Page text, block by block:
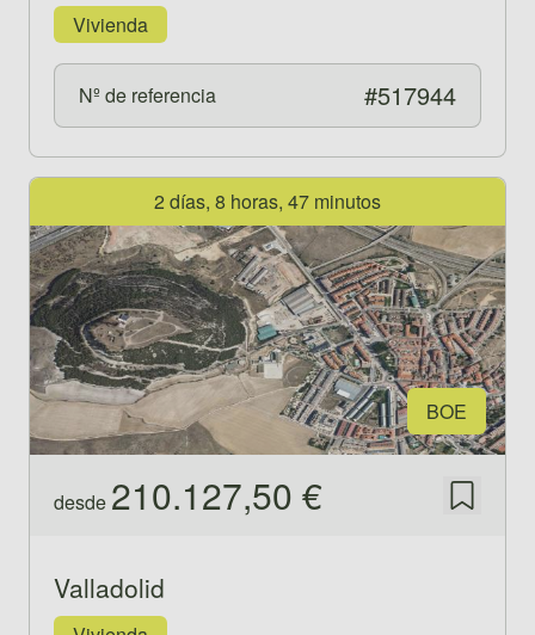
Vivienda
Nº de referencia #517944
Ver propiedad 5199402 días, 8 horas, 47 minutos
BOE
desde 210.127,50 € Guardar
Valladolid